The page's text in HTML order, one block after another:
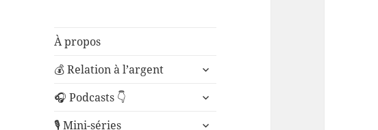
À propos
💰 Relation à l’argent
ouvrir
sous-
🎧 Podcasts 👇
ouvrir
sous-
🎙️ Mini-séries
ouvrir